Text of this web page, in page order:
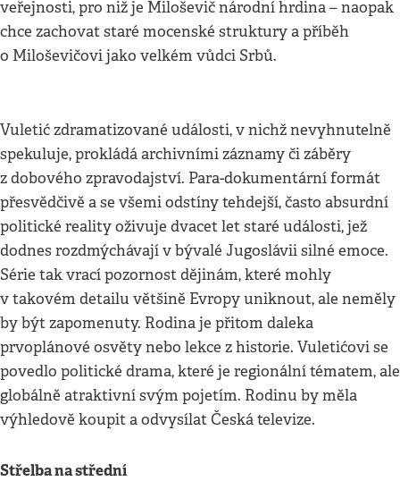
veřejnosti, pro niž je Miloševič národní hrdina – naopak
chce zachovat staré mocenské struktury a příběh
o Miloševičovi jako velkém vůdci Srbů.
Vuletić zdramatizované události, v nichž nevyhnutelně
spekuluje, prokládá archivními záznamy či záběry
z dobového zpravodajství. Para-dokumentární formát
přesvědčivě a se všemi odstíny tehdejší, často absurdní
politické reality oživuje dvacet let staré události, jež
dodnes rozdmýchávají v bývalé Jugoslávii silné emoce.
Série tak vrací pozornost dějinám, které mohly
v takovém detailu většině Evropy uniknout, ale neměly
by být zapomenuty. Rodina je přitom daleka
prvoplánové osvěty nebo lekce z historie. Vuletićovi se
povedlo politické drama, které je regionální tématem, ale
globálně atraktivní svým pojetím. Rodinu by měla
výhledově koupit a odvysílat Česká televize.
Střelba na střední